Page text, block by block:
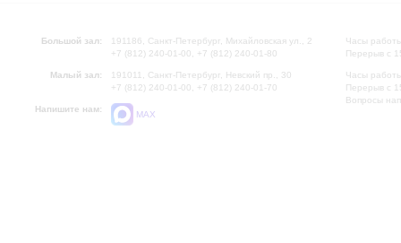
Большой зал:
191186, Санкт-Петербург, Михайловская ул., 2
+7 (812) 240-01-00, +7 (812) 240-01-80
Малый зал:
191011, Санкт-Петербург, Невский пр., 30
+7 (812) 240-01-00, +7 (812) 240-01-70
Напишите нам:
MAX
Часы
Перерыв с
Часы
Перерыв с
Вопросы